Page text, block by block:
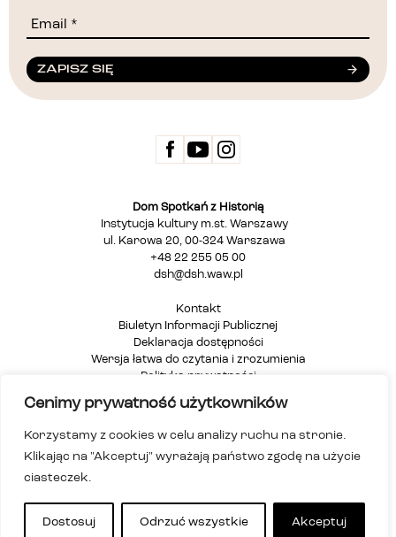
Cenimy prywatność użytkowników
Korzystamy z cookies w celu analizy ruchu na stronie.
Klikając na "Akceptuj" wyrażają państwo zgodę na użycie
ciasteczek.
Dostosuj Odrzuć wszystkie Akceptuj
ZAPISZ SIĘ
Dom Spotkań z Historią
Instytucja kultury m.st. Warszawy
ul. Karowa 20, 00-324 Warszawa
+48 22 255 05 00
dsh@dsh.waw.pl
Kontakt
Biuletyn Informacji Publicznej
Deklaracja dostępności
Wersja łatwa do czytania i zrozumienia
Polityka prywatności
Mapa strony